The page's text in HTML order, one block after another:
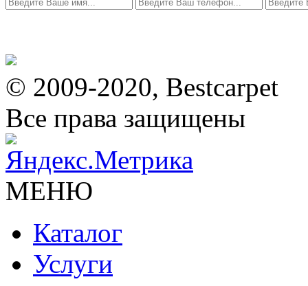
© 2009-2020, Bestcarpet
Все права защищены
МЕНЮ
Каталог
Услуги